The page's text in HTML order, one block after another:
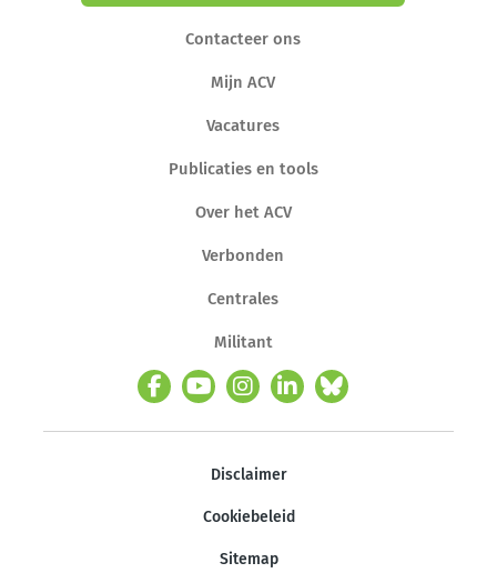
Contacteer ons
Mijn ACV
Vacatures
Publicaties en tools
Over het ACV
Verbonden
Centrales
Militant
Disclaimer
Cookiebeleid
Sitemap